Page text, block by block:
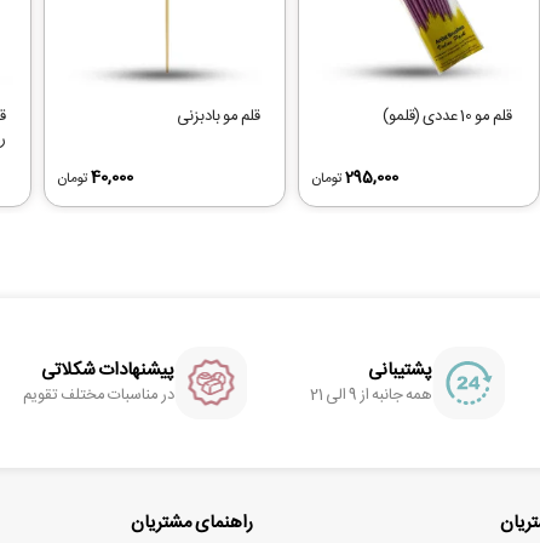
قلم مو 10 عددی (قلمو)
295,000تومان
قلم مو بادبزنی
40,000تومان
پشتیبانی
همه جانبه از 9 الی 21
پیشنهادات شکلاتی
در مناسبات مختلف تقویم
راهنمای مشتریان